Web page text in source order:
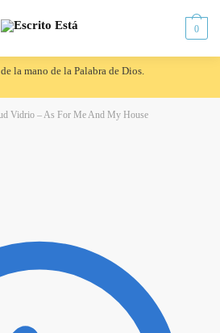
0
la mano de la Palabra de Dios.
Vidrio – As For Me And My House